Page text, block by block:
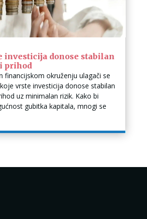
investicija donose stabilan
prihod
financijskom okruženju ulagači se
vrste investicija donose stabilan
uz minimalan rizik. Kako bi
gubitka kapitala, mnogi se